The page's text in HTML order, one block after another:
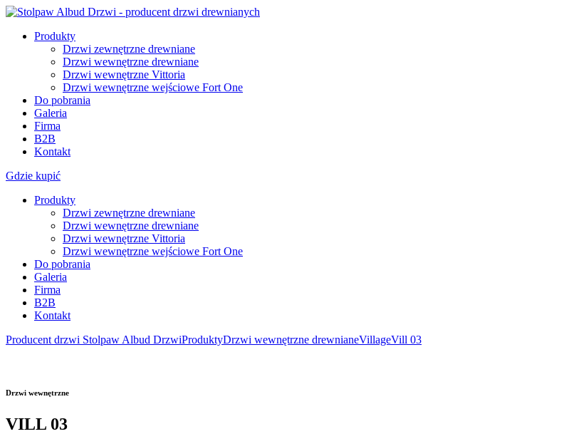
Produkty
Drzwi zewnętrzne drewniane
Drzwi wewnętrzne drewniane
Drzwi wewnętrzne Vittoria
Drzwi wewnętrzne wejściowe Fort One
Do pobrania
Galeria
Firma
B2B
Kontakt
Gdzie kupić
Produkty
Drzwi zewnętrzne drewniane
Drzwi wewnętrzne drewniane
Drzwi wewnętrzne Vittoria
Drzwi wewnętrzne wejściowe Fort One
Do pobrania
Galeria
Firma
B2B
Kontakt
Producent drzwi Stolpaw Albud DrzwiProduktyDrzwi wewnętrzne drewnianeVillageVill 03
Drzwi wewnętrzne
VILL 03